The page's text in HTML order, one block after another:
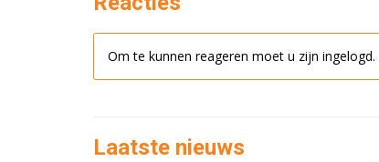
Om te kunnen reageren moet u zijn ingelogd.
Laatste nieuws